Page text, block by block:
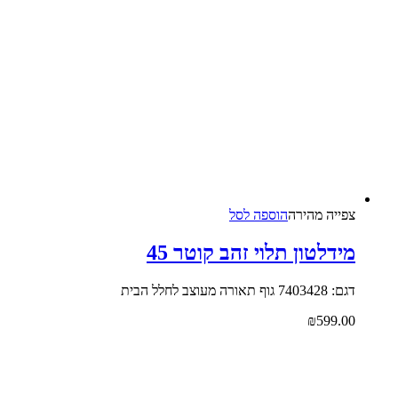
צפייה‬ ‫מהירה‬הוספה לסל
מידלטון תלוי זהב קוטר 45
דגם: 7403428 גוף תאורה מעוצב לחלל הבית
₪599.00